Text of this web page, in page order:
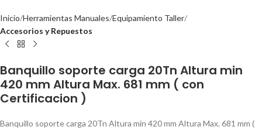
Inicio Herramientas Manuales Equipamiento Taller
Accesorios y Repuestos
Banquillo soporte carga 20Tn Altura min
420 mm Altura Max. 681 mm ( con
Certificacion )
Banquillo soporte carga 20Tn Altura min 420 mm Altura Max. 681 mm (